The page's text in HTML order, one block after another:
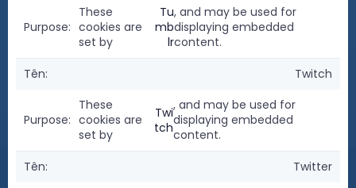
These
cookies are
set by
Tu
mb
lr
, and may be used for
displaying embedded
content.
Twitch
These
cookies are
set by
Twi
tch
, and may be used for
displaying embedded
content.
Twitter